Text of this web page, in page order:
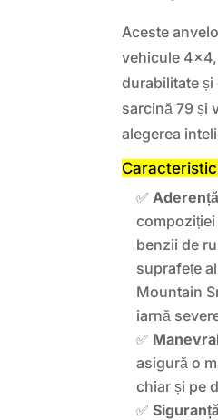
Aceste
vehicule
durabilitate
sarcină 79 și
alegerea
✅
benzii de
suprafețe
Mountain
iarnă
✅
asigură o
chiar și pe
✅